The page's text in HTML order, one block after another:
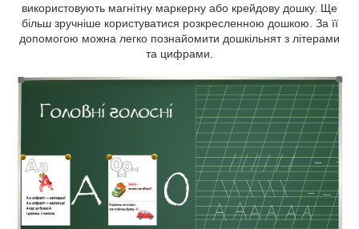
використовують магнітну маркерну або крейдову дошку. Ще
більш зручніше користуватися розкресленною дошкою. За її
допомогою можна легко познайомити дошкільнят з літерами
та цифрами.